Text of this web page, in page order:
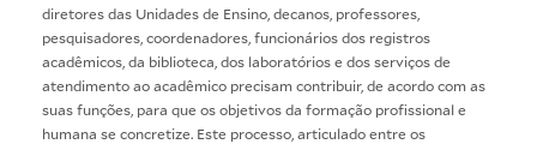
diretores das Unidades de Ensino, decanos, professores,
pesquisadores, coordenadores, funcionários dos registros
acadêmicos, da biblioteca, dos laboratórios e dos serviços de
atendimento ao acadêmico precisam contribuir, de acordo com as
suas funções, para que os objetivos da formação profissional e
humana se concretize. Este processo, articulado entre os